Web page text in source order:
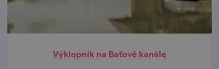
Výklopník na Baťově kanále